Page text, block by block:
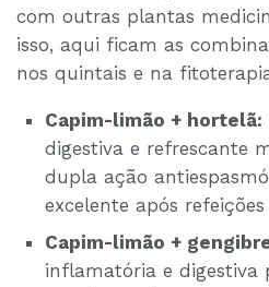
com outras plantas
isso, aqui ficam as
nos quintais e na
Capim-limão + hortelã:
digestiva e refrescante
dupla ação
excelente após refeições
Capim-limão +
inflamatória e digestiva